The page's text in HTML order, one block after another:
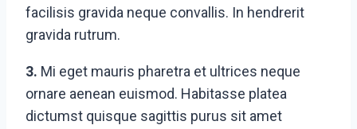
facilisis gravida neque convallis. In hendrerit
gravida rutrum.
3. Mi eget mauris pharetra et ultrices neque
ornare aenean euismod. Habitasse platea
dictumst quisque sagittis purus sit amet